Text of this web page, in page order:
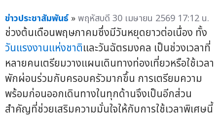
ข่าวประชาสัมพันธ์ »พฤหัสบดี 30 เมษายน 2569 17:12 น.
ช่วงต้นเดือนพฤษภาคมซึ่งมีวันหยุดยาวต่อเนื่อง ทั้ง
วันแรงงานแห่งชาติและวันฉัตรมงคล เป็นช่วงเวลาที่
หลายคนเตรียมวางแผนเดินทางท่องเที่ยวหรือใช้เวลา
พักผ่อนร่วมกับครอบครัวมากขึ้น การเตรียมความ
พร้อมก่อนออกเดินทางในทุกด้านจึงเป็นอีกส่วน
สำคัญที่ช่วยเสริมความมั่นใจให้กับการใช้เวลาพิเศษนี้